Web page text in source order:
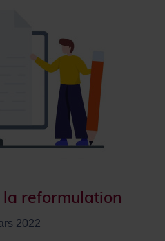
la reformulation
2022